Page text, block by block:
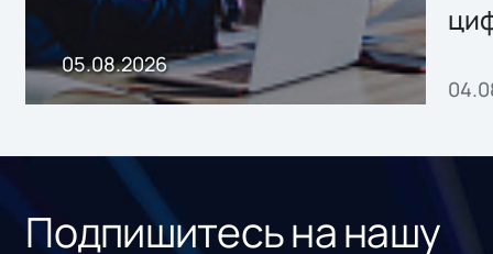
05.08.2026
Подпишитесь на нашу